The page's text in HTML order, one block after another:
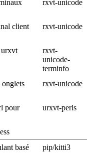
rxvt-unicode
client
rxvt-unicode
rxvt-
unicode-
terminfo
onglets rxvt-unicode
pour
urxvt-perls
basé
pip/kitti3